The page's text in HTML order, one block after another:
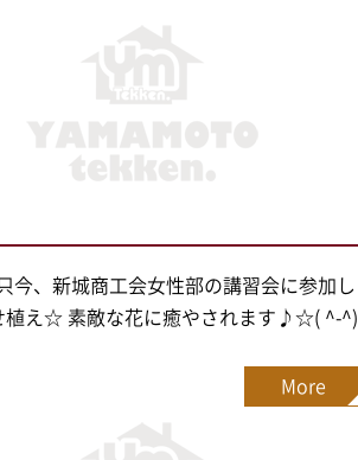
今、新城商工会女性部の講習会に参加し
植え☆ 素敵な花に癒やされます♪☆( ^-^)
More